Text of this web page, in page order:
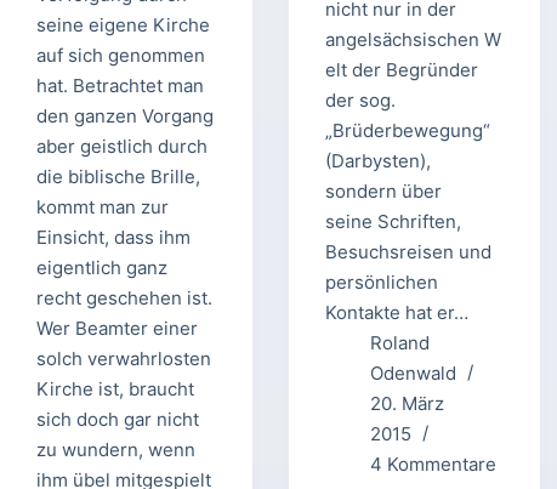
seine eigene Kirche
auf sich genommen
hat. Betrachtet man
den ganzen Vorgang
aber geistlich durch
die biblische Brille,
kommt man zur
Einsicht, dass ihm
eigentlich ganz
recht geschehen ist.
Wer Beamter einer
solch verwahrlosten
Kirche ist, braucht
sich doch gar nicht
zu wundern, wenn
ihm übel mitgespielt
nicht nur in der
angelsächsischen W
elt der Begründer
der sog.
„Brüderbewegung“
(Darbysten),
sondern über
seine Schriften,
Besuchsreisen und
persönlichen
Kontakte hat er…
Roland
Odenwald
20. März
2015
4 Kommentare